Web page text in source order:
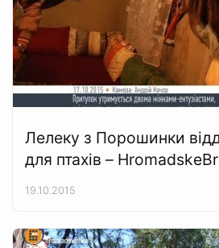
Лелеку з Порошинки
для птахів –
19.10.2015